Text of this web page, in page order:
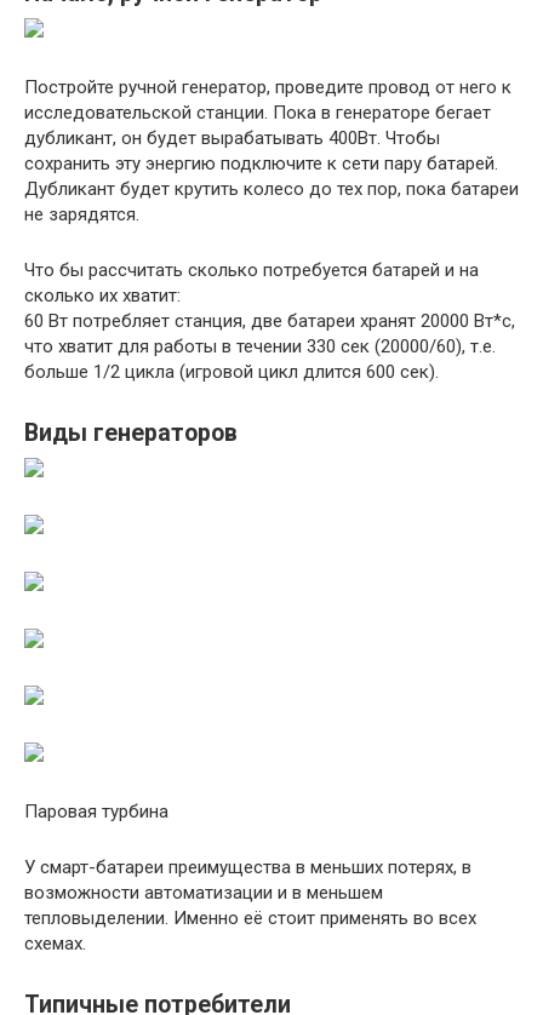
Постройте ручной генератор, проведите провод от него к
исследовательской станции. Пока в генераторе бегает
дубликант, он будет вырабатывать 400Вт. Чтобы
сохранить эту энергию подключите к сети пару батарей.
Дубликант будет крутить колесо до тех пор, пока батареи
не зарядятся.
Что бы рассчитать сколько потребуется батарей и на
сколько их хватит:
60 Вт потребляет станция, две батареи хранят 20000 Вт*с,
что хватит для работы в течении 330 сек (20000/60), т.е.
больше 1/2 цикла (игровой цикл длится 600 сек).
Виды генераторов
Паровая турбина
У смарт-батареи преимущества в меньших потерях, в
возможности автоматизации и в меньшем
тепловыделении. Именно её стоит применять во всех
схемах.
Типичные потребители